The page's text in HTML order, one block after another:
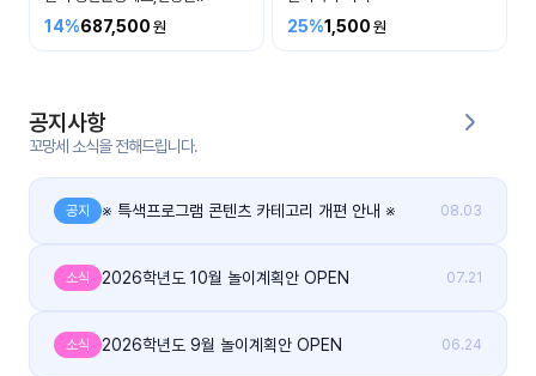
기
게시
판
타그
램
그
14%687,500 25%1,500
공지사항
꼬망세 소식을 전해드립니다.
공지 ※ 특색프로그램 콘텐츠 카테고리 개편 안내 ※ 08.03
소식 2026학년도 10월 놀이계획안 OPEN 07.21
소식 2026학년도 9월 놀이계획안 OPEN 06.24